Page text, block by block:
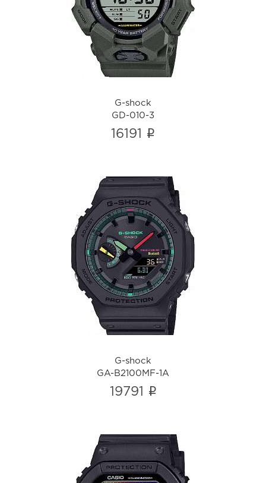
GD-010-3
i
G-shock
GD-010-3
16191 i
G-shock
GA-B2100MF-1A
i
G-shock
GA-B2100MF-1A
19791 i